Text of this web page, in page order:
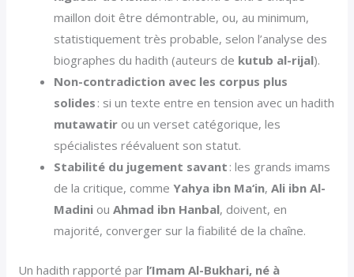
maillon doit être démontrable, ou, au minimum,
statistiquement très probable, selon l’analyse des
biographes du hadith (auteurs de kutub al-rijal).
Non-contradiction avec les corpus plus
solides : si un texte entre en tension avec un hadith
mutawatir ou un verset catégorique, les
spécialistes réévaluent son statut.
Stabilité du jugement savant : les grands imams
de la critique, commeYahya ibn Ma‘in,Ali ibn Al-
Madini ouAhmad ibn Hanbal, doivent, en
majorité, converger sur la fiabilité de la chaîne.
Un hadith rapporté par l’Imam Al-Bukhari, né à